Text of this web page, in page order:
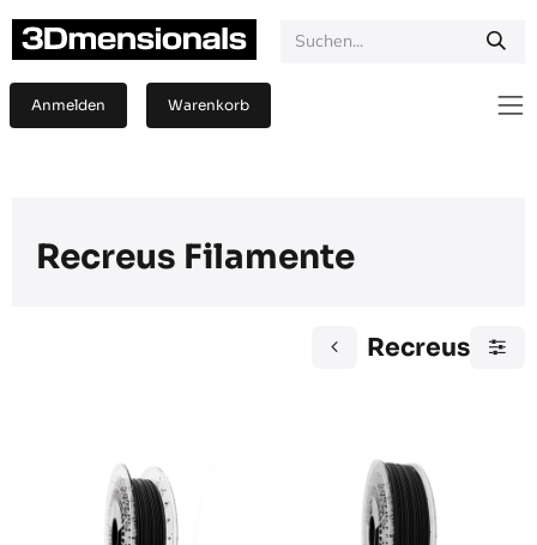
Anmelden Warenkorb
Recreus Filamente
Recreus